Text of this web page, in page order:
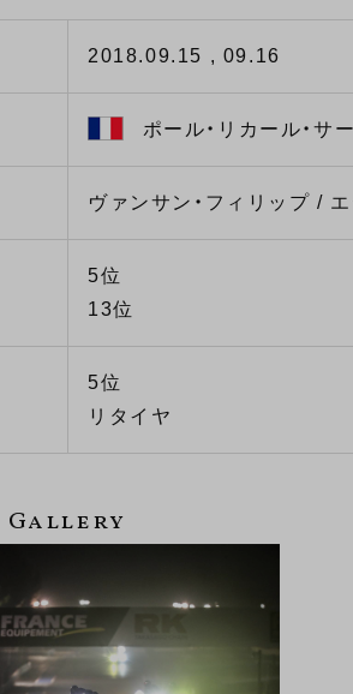
2018.09.15 , 09.16
ポール・リカール・サ
ヴァンサン・フィリップ /
5位
13位
5位
リタイヤ